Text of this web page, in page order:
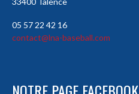
05 57 22 42 16
contact@lna-baseball.com